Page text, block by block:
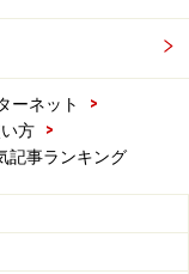
ーネット
>
方
>
記事ランキング